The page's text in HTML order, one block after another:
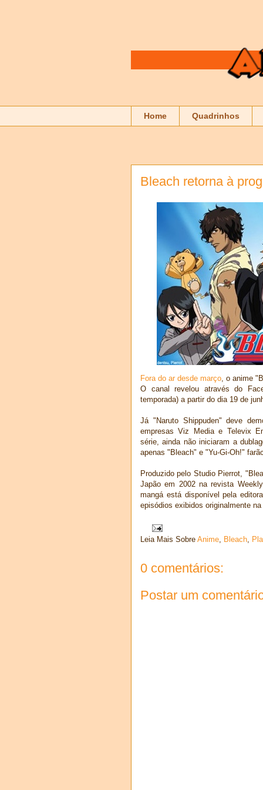
Home Quadrinhos
Bleach retorna à
Fora do ar desde março , o anime
O canal revelou através do
temporada) a partir do dia 19 de
Já "Naruto Shippuden" deve
empresas Viz Media e Televix
série, ainda não iniciaram a
apenas "Bleach" e "Yu-Gi-Oh!"
Produzido pelo Studio Pierrot,
Japão em 2002 na revista
mangá está disponível pela
episódios exibidos originalmente
Leia Mais Sobre Anime, Bleach,
0 comentários:
Postar um